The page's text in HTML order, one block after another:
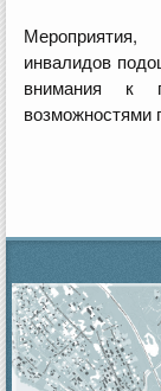
инвалидов
внимания к
возможностями